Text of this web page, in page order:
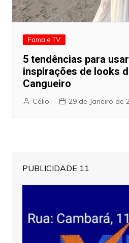
Fama e TV
5 tendências para
inspirações de looks
Cangueiro
Célio 29 de Janeiro de
PUBLICIDADE 11